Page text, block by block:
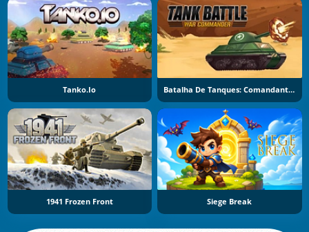
Tanko.io Batalha De Tanques: Comandante De Guerra
1941 Frozen Front Siege Break